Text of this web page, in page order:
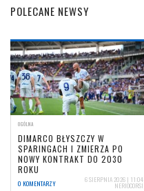
POLECANE NEWSY
OGÓLNA
DIMARCO BŁYSZCZY W
SPARINGACH I ZMIERZA PO
NOWY KONTRAKT DO 2030
ROKU
0 KOMENTARZY 6 SIERPNIA 2026 | 11:04
NERIOCORSI